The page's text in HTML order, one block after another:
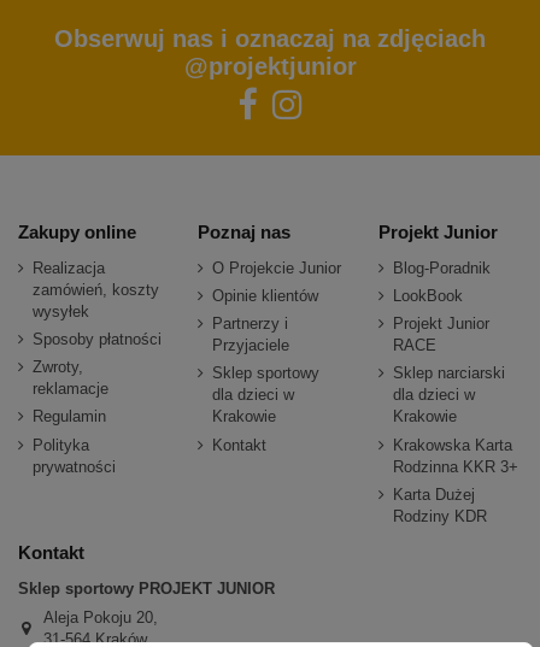
Obserwuj nas i oznaczaj na zdjęciach
@projektjunior
Zakupy online
Realizacja
zamówień, koszty
wysyłek
Sposoby płatności
Zwroty,
reklamacje
Regulamin
Polityka
prywatności
Poznaj nas
O Projekcie Junior
Opinie klientów
Partnerzy i
Przyjaciele
Sklep sportowy
dla dzieci w
Krakowie
Kontakt
Projekt Junior
Blog-Poradnik
LookBook
Projekt Junior
RACE
Sklep narciarski
dla dzieci w
Krakowie
Krakowska Karta
Rodzinna KKR 3+
Karta Dużej
Rodziny KDR
Kontakt
Sklep sportowy PROJEKT JUNIOR
Aleja Pokoju 20,
31-564 Kraków